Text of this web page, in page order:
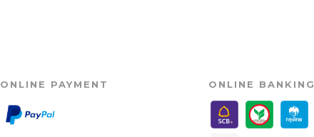
ONLINE PAYMENT ONLINE BANKING